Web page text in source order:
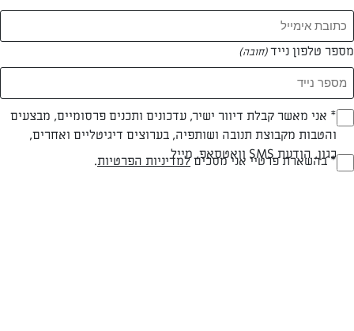
המאמרים של טל לין
מספר טלפון נייד(חובה)
Opt_In
(חובה)
* אני מאשר קבלת דיוור ישיר, עדכונים ותכנים פרסומיים, מבצעים
והטבות מקבוצת תנובה ושותפיה, בערוצים דיגיטליים ואחרים,
כגון, הודעת SMS וואטסאפ, מייל
RegulationsApproved
* בהשארת פרטיי אני מסכיםלמדיניות הפרטיות.